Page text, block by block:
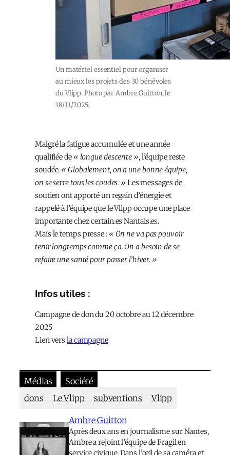
Un matériel essentiel pour organiser
au mieux les projets des 30 bénévoles
du Vlipp. Photo par Ambre Guitton, le
18/11/2025.
Malgré la fatigue accumulée et une année
qualifiée de« longue descente », l’équipe reste
soudée.« Globalement, on a une bonne équipe,
on se serre tous les coudes. » Les messages de
soutien ont apporté un regain d’énergie et
rappelé à l’équipe que le Vlipp occupe une place
importante chez certain.es Nantais.es.
Mais le temps presse :« On ne va pas pouvoir
tenir longtemps comme ça. On a besoin de se
refaire une santé pour passer l’hiver. »
Infos utiles :
Campagne de don du 20 octobre au 12 décembre
2025
Lien versla campagne
Médias
Société
dons
Le Vlipp subventions Vlipp
Ambre Guitton
Après deux ans en journalisme sur Nantes,
Ambre a rejoint l’équipe de Fragil en
service civique. Dans l’œil de sa caméra et